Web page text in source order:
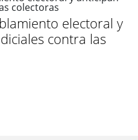
electoral y
contra las